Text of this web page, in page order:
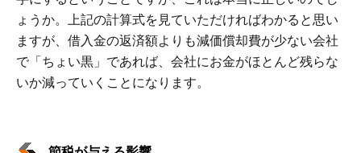
ょうか。上記の計算式を見ていただければわかると思い
ますが、借入金の返済額よりも減価償却費が少ない会社
で「ちょい黒」であれば、会社にお金がほとんど残らな
いか減っていくことになります。